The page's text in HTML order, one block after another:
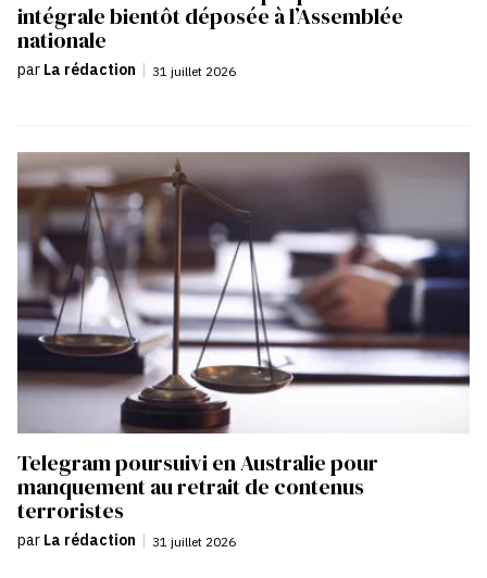
intégrale bientôt déposée à l’Assemblée
nationale
par La rédaction | 31 juillet 2026
Telegram poursuivi en Australie pour
manquement au retrait de contenus
terroristes
par La rédaction 31 juillet 2026